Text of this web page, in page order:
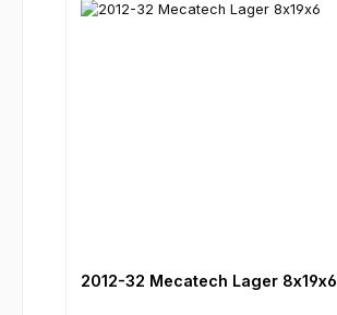
2012-32 Mecatech Lager 8x19x6